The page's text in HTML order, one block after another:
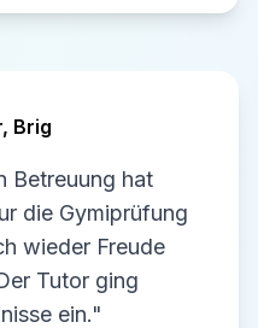
Brig
Betreuung hat
die Gymiprüfung
wieder Freude
Tutor ging
ein."